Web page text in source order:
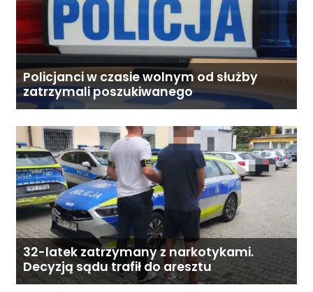
Policjanci w czasie wolnym od służby
zatrzymali poszukiwanego
32-latek zatrzymany z narkotykami.
Decyzją sądu trafił do aresztu